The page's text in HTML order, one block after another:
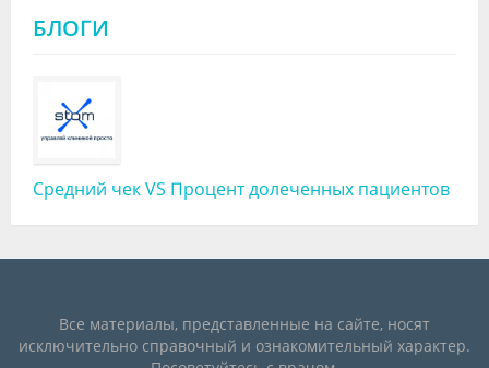
БЛОГИ
Средний чек VS Процент долеченных пациентов
Все материалы, представленные на сайте, носят
исключительно справочный и ознакомительный характер.